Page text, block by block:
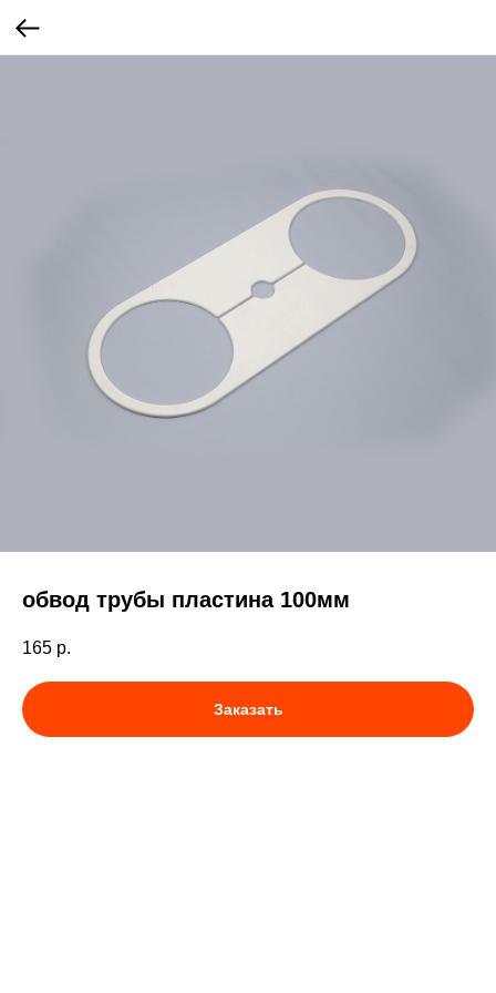
обвод трубы пластина 100мм
165 р.
Заказать